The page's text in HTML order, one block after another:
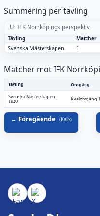
Summering per tävling
Ur IFK Norrköpings perspektiv
Tävling Matcher
Svenska Mästerskapen 1
Matcher mot IFK
Tävling Omgång
Svenska Mästerskapen
1920 Kvalomgång 1
Föregående (Kalix)